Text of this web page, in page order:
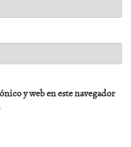
y web en este navegador